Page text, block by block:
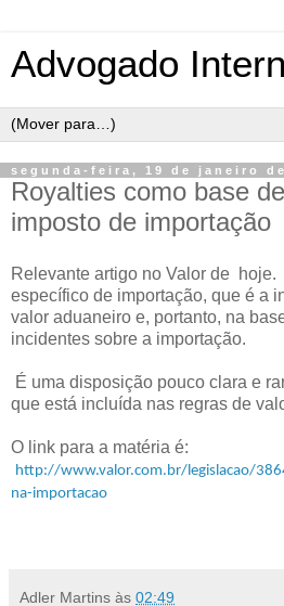
Advogado
segunda-feira, 19 de janeiro de
Royalties como base
imposto de importação
Relevante artigo no Valor de hoje.
específico de importação, que é a
valor aduaneiro e, portanto, na
incidentes sobre a importação.
É uma disposição pouco clara e
que está incluída nas regras de
O link para a matéria é:
http://www.valor.com.br/legislacao/
na-importacao
Adler Martins às 02:49